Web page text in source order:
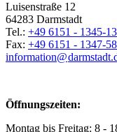
Luisenstraße 12
64283 Darmstadt
Tel.: +49 6151 - 1345-13
Fax: +49 6151 - 1347-
information@darmstadt.
Öffnungszeiten:
Montag bis Freitag: 8 -